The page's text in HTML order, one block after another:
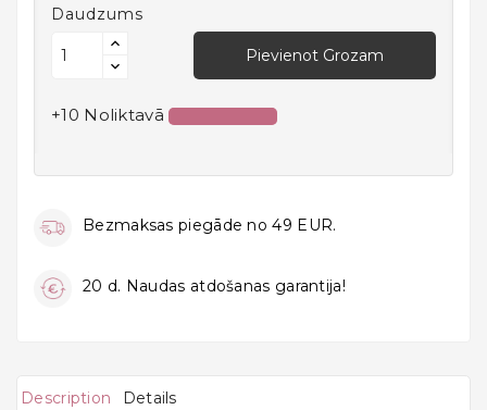
18+
preces
Daudzums
Pievienot Grozam
+10 Noliktavā
Bezmaksas piegāde no 49 EUR.
20 d. Naudas atdošanas garantija!
Description Details